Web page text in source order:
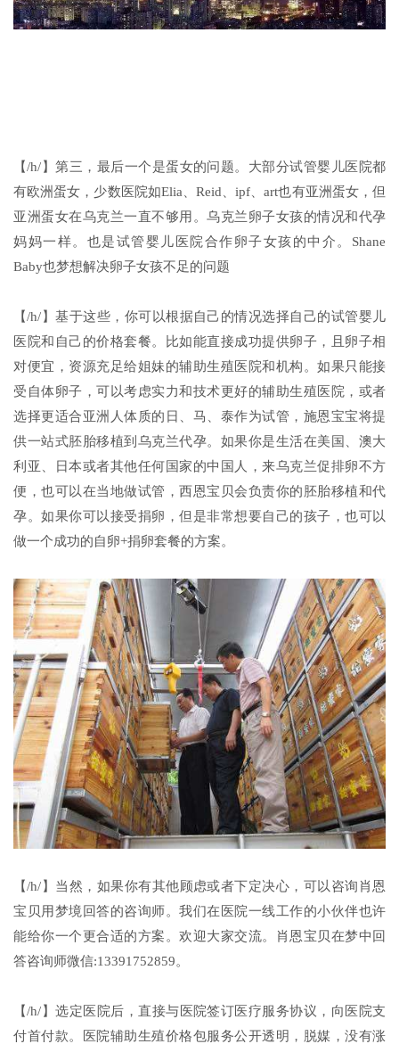
【/h/】第三，最后一个是蛋女的问题。大部分试管婴儿医院都
有欧洲蛋女，少数医院如Elia、Reid、ipf、art也有亚洲蛋女，但
亚洲蛋女在乌克兰一直不够用。乌克兰卵子女孩的情况和代孕
妈妈一样。也是试管婴儿医院合作卵子女孩的中介。Shane
Baby也梦想解决卵子女孩不足的问题
【/h/】基于这些，你可以根据自己的情况选择自己的试管婴儿
医院和自己的价格套餐。比如能直接成功提供卵子，且卵子相
对便宜，资源充足给姐妹的辅助生殖医院和机构。如果只能接
受自体卵子，可以考虑实力和技术更好的辅助生殖医院，或者
选择更适合亚洲人体质的日、马、泰作为试管，施恩宝宝将提
供一站式胚胎移植到乌克兰代孕。如果你是生活在美国、澳大
利亚、日本或者其他任何国家的中国人，来乌克兰促排卵不方
便，也可以在当地做试管，西恩宝贝会负责你的胚胎移植和代
孕。如果你可以接受捐卵，但是非常想要自己的孩子，也可以
做一个成功的自卵+捐卵套餐的方案。
【/h/】当然，如果你有其他顾虑或者下定决心，可以咨询肖恩
宝贝用梦境回答的咨询师。我们在医院一线工作的小伙伴也许
能给你一个更合适的方案。欢迎大家交流。肖恩宝贝在梦中回
答咨询师微信:13391752859。
【/h/】选定医院后，直接与医院签订医疗服务协议，向医院支
付首付款。医院辅助生殖价格包服务公开透明，脱媒，没有涨